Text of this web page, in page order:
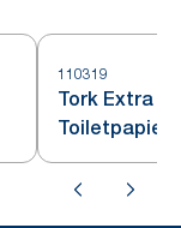
110319
Tork Extra
Toiletpapier